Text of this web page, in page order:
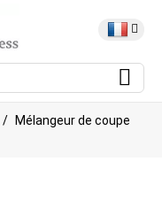
Mélangeur de coupe